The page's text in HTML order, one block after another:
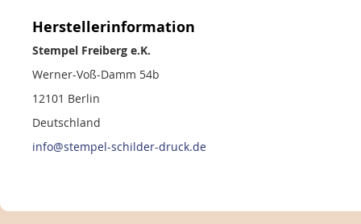
Herstellerinformation
Stempel Freiberg e.K.
Werner-Voß-Damm 54b
12101 Berlin
Deutschland
info@stempel-schilder-druck.de